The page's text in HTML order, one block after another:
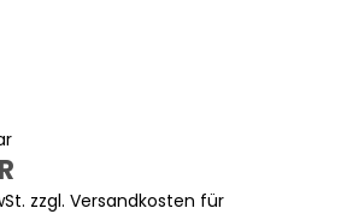
zzgl. Versandkosten für